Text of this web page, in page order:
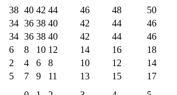
38 40 42 44 46 48
50
34 36 38 40 42 44
46
34 36 38 40 42 44
46
6 8 10 12 14 16
18
2 4 6 8 10 12
14
5 7 9 11 13 15
17